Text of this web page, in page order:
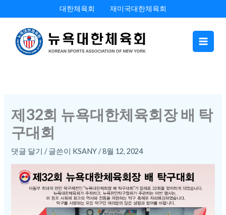
텐
대한체육회 재미국대한체육회
제32회 뉴욕대한체육회장 배 탁
구대회
댓글 달기 / 글쓴이 KSANY/8월 12, 2024